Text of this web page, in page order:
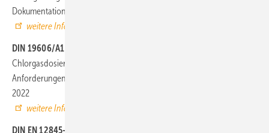
Dokumentation, Juli 2022
weitere Infos auf www.beuth.de
DIN 19606/A1 (Entwurf)
Chlorgasdosieranlagen zur Wasseraufbereitung – Technische
Anforderungen an den Anlagenaufbau und Betrieb; Änderung A1, Juli
2022
weitere Infos auf www.beuth.de
DIN EN 12845-3 (Entwurf)